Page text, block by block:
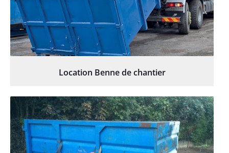
Location Benne de chantier